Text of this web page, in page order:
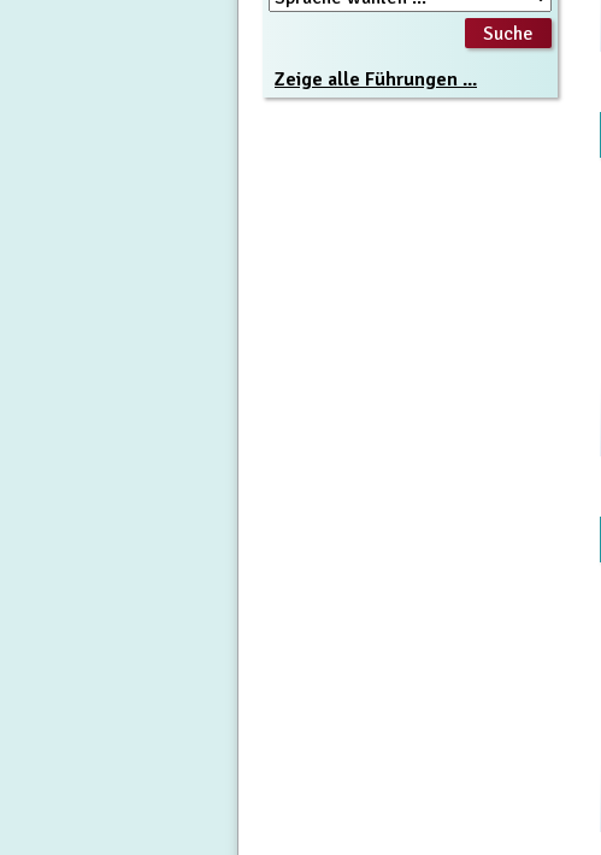
Zeige alle Führungen ...